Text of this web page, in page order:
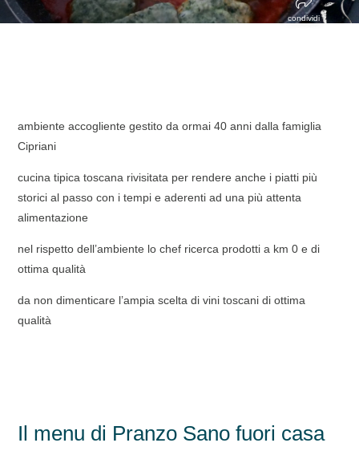
condividi
ambiente accogliente gestito da ormai 40 anni dalla famiglia
Cipriani
cucina tipica toscana rivisitata per rendere anche i piatti più
storici al passo con i tempi e aderenti ad una più attenta
alimentazione
nel rispetto dell’ambiente lo chef ricerca prodotti a km 0 e di
ottima qualità
da non dimenticare l’ampia scelta di vini toscani di ottima
qualità
Il menu di Pranzo Sano fuori casa